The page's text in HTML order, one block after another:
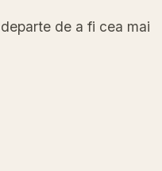
de a fi cea mai